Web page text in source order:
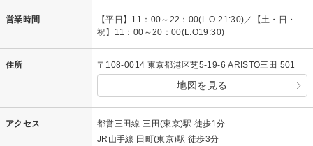
営業時間
【平日】11：00～22：00(L.O.21:30)／【土・日・
祝】11：00～20：00(L.O19:30)
住所 〒108-0014 東京都港区芝5-19-6 ARISTO三田 501
地図を見る
アクセス
都営三田線 三田(東京)駅 徒歩1分
JR山手線 田町(東京)駅 徒歩3分